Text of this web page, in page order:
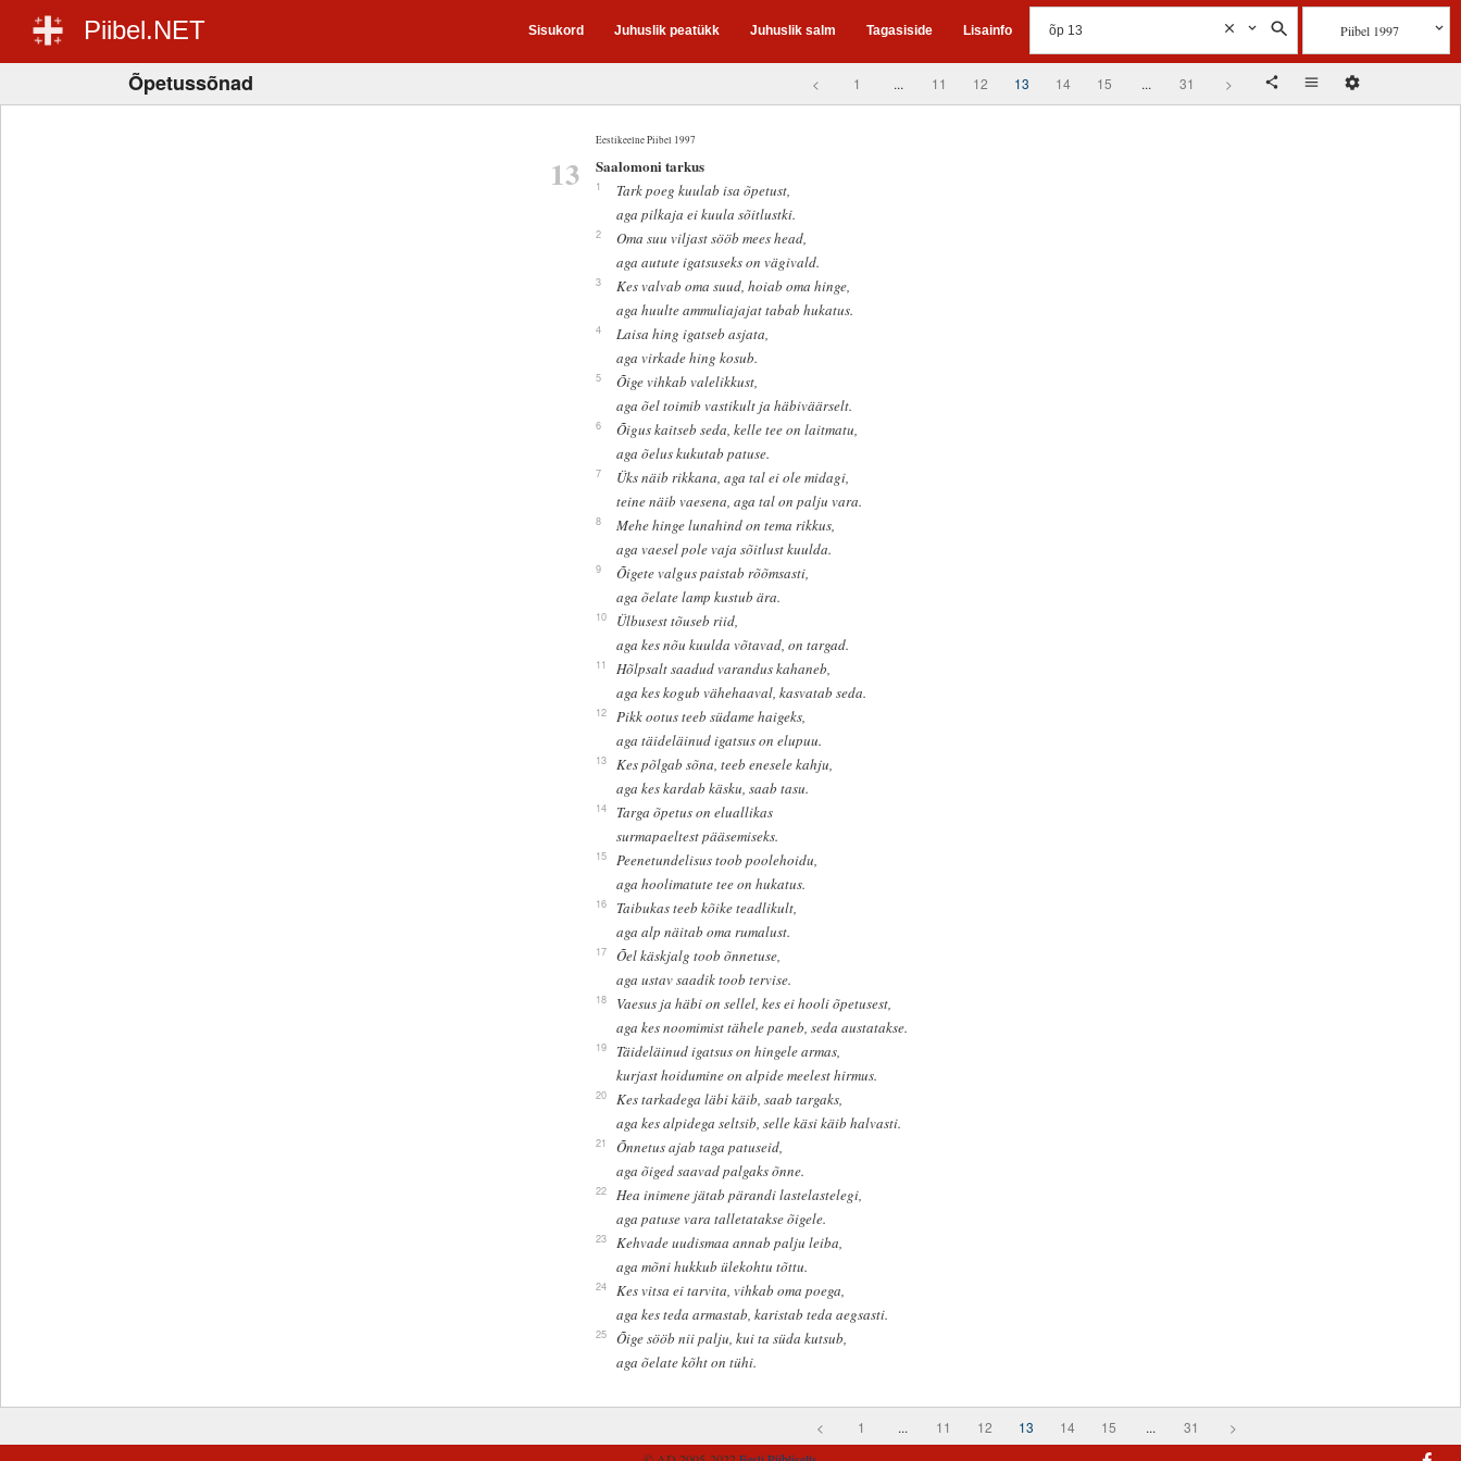
Piibel.NET Sisukord Juhuslik peatükk Juhuslik salm Tagasiside Lisainfo Piibel 1997
Õpetussõnad < 1 ... 11 12 13 14 15 ... 31 >
Eestikeelne Piibel 1997
13 Saalomoni tarkus
1
Tark poeg kuulab isa õpetust,
aga pilkaja ei kuula sõitlustki.
2
Oma suu viljast sööb mees head,
aga autute igatsuseks on vägivald.
3
Kes valvab oma suud, hoiab oma hinge,
aga huulte ammuliajajat tabab hukatus.
4
Laisa hing igatseb asjata,
aga virkade hing kosub.
5
Õige vihkab valelikkust,
aga õel toimib vastikult ja häbiväärselt.
6
Õigus kaitseb seda, kelle tee on laitmatu,
aga õelus kukutab patuse.
7
Üks näib rikkana, aga tal ei ole midagi,
teine näib vaesena, aga tal on palju vara.
8
Mehe hinge lunahind on tema rikkus,
aga vaesel pole vaja sõitlust kuulda.
9
Õigete valgus paistab rõõmsasti,
aga õelate lamp kustub ära.
10
Ülbusest tõuseb riid,
aga kes nõu kuulda võtavad, on targad.
11
Hõlpsalt saadud varandus kahaneb,
aga kes kogub vähehaaval, kasvatab seda.
12
Pikk ootus teeb südame haigeks,
aga täideläinud igatsus on elupuu.
13
Kes põlgab sõna, teeb enesele kahju,
aga kes kardab käsku, saab tasu.
14
Targa õpetus on eluallikas
surmapaeltest pääsemiseks.
15
Peenetundelisus toob poolehoidu,
aga hoolimatute tee on hukatus.
16
Taibukas teeb kõike teadlikult,
aga alp näitab oma rumalust.
17
Õel käskjalg toob õnnetuse,
aga ustav saadik toob tervise.
18
Vaesus ja häbi on sellel, kes ei hooli õpetusest,
aga kes noomimist tähele paneb, seda austatakse.
19
Täideläinud igatsus on hingele armas,
kurjast hoidumine on alpide meelest hirmus.
20
Kes tarkadega läbi käib, saab targaks,
aga kes alpidega seltsib, selle käsi käib halvasti.
21
Õnnetus ajab taga patuseid,
aga õiged saavad palgaks õnne.
22
Hea inimene jätab pärandi lastelastelegi,
aga patuse vara talletatakse õigele.
23
Kehvade uudismaa annab palju leiba,
aga mõni hukkub ülekohtu tõttu.
24
Kes vitsa ei tarvita, vihkab oma poega,
aga kes teda armastab, karistab teda aegsasti.
25
Õige sööb nii palju, kui ta süda kutsub,
aga õelate kõht on tühi.
< 1 ... 11 12 13 14 15 ... 31 >